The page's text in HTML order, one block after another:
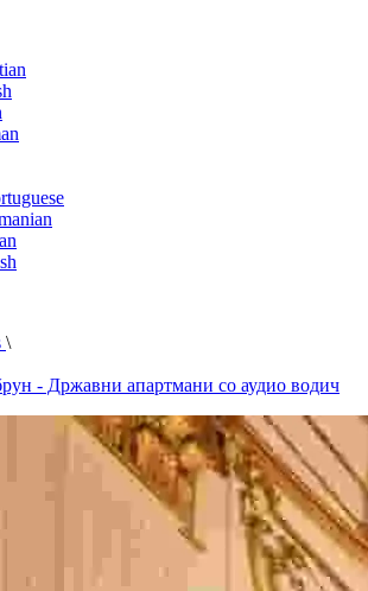
\
- Државни апартмани со аудио водич